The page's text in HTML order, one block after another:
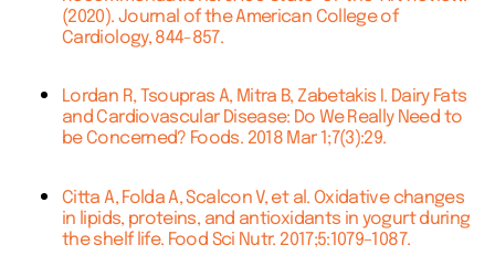
(2020). Journal of the American College of
Cardiology, 844-857.
Lordan R, Tsoupras A, Mitra B, Zabetakis I. Dairy Fats
and Cardiovascular Disease: Do We Really Need to
be Concerned? Foods. 2018 Mar 1;7(3):29.
Citta A, Folda A, Scalcon V, et al. Oxidative changes
in lipids, proteins, and antioxidants in yogurt during
the shelf life. Food Sci Nutr. 2017;5:1079–1087.